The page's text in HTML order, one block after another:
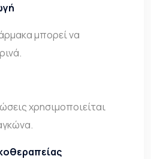
μπορεί να
χρησιμοποιείται